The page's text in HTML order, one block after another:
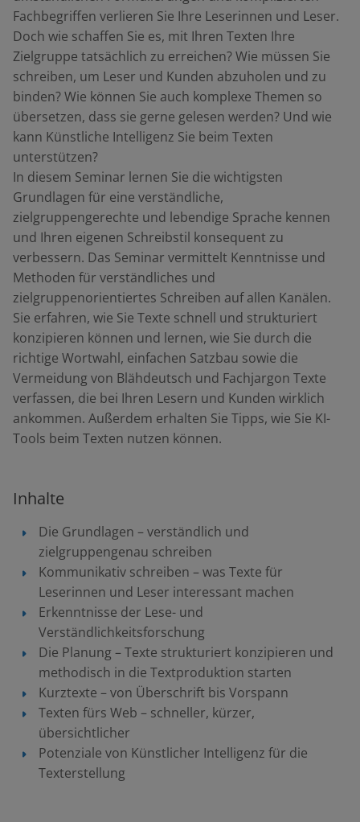
Fachbegriffen verlieren Sie Ihre Leserinnen und Leser.
Doch wie schaffen Sie es, mit Ihren Texten Ihre
Zielgruppe tatsächlich zu erreichen? Wie müssen Sie
schreiben, um Leser und Kunden abzuholen und zu
binden? Wie können Sie auch komplexe Themen so
übersetzen, dass sie gerne gelesen werden? Und wie
kann Künstliche Intelligenz Sie beim Texten
unterstützen?
In diesem Seminar lernen Sie die wichtigsten
Grundlagen für eine verständliche,
zielgruppengerechte und lebendige Sprache kennen
und Ihren eigenen Schreibstil konsequent zu
verbessern. Das Seminar vermittelt Kenntnisse und
Methoden für verständliches und
zielgruppenorientiertes Schreiben auf allen Kanälen.
Sie erfahren, wie Sie Texte schnell und strukturiert
konzipieren können und lernen, wie Sie durch die
richtige Wortwahl, einfachen Satzbau sowie die
Vermeidung von Blähdeutsch und Fachjargon Texte
verfassen, die bei Ihren Lesern und Kunden wirklich
ankommen. Außerdem erhalten Sie Tipps, wie Sie KI-
Tools beim Texten nutzen können.
Inhalte
Die Grundlagen – verständlich und
zielgruppengenau schreiben
Kommunikativ schreiben – was Texte für
Leserinnen und Leser interessant machen
Erkenntnisse der Lese- und
Verständlichkeitsforschung
Die Planung – Texte strukturiert konzipieren und
methodisch in die Textproduktion starten
Kurztexte – von Überschrift bis Vorspann
Texten fürs Web – schneller, kürzer,
übersichtlicher
Potenziale von Künstlicher Intelligenz für die
Texterstellung